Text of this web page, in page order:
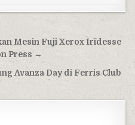
Mesin Fuji Xerox Iridesse
Press →
Avanza Day di Ferris Club